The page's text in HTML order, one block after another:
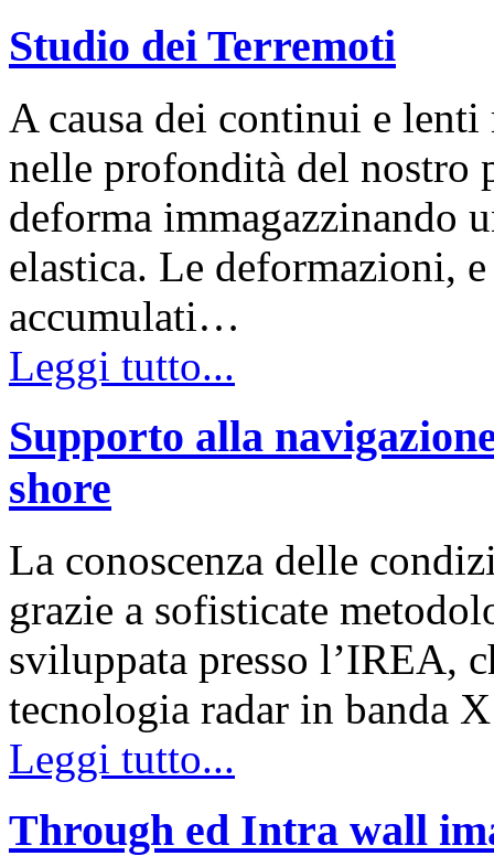
Studio dei Terremoti
A causa dei continui e
nelle profondità del nostro
deforma immagazzinando
elastica. Le deformazioni,
accumulati…
Leggi tutto...
Supporto alla
shore
La conoscenza delle
grazie a sofisticate
sviluppata presso l’IREA,
tecnologia radar in banda
Leggi tutto...
Through ed Intra wall